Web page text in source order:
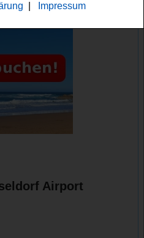
Airport
Impressum